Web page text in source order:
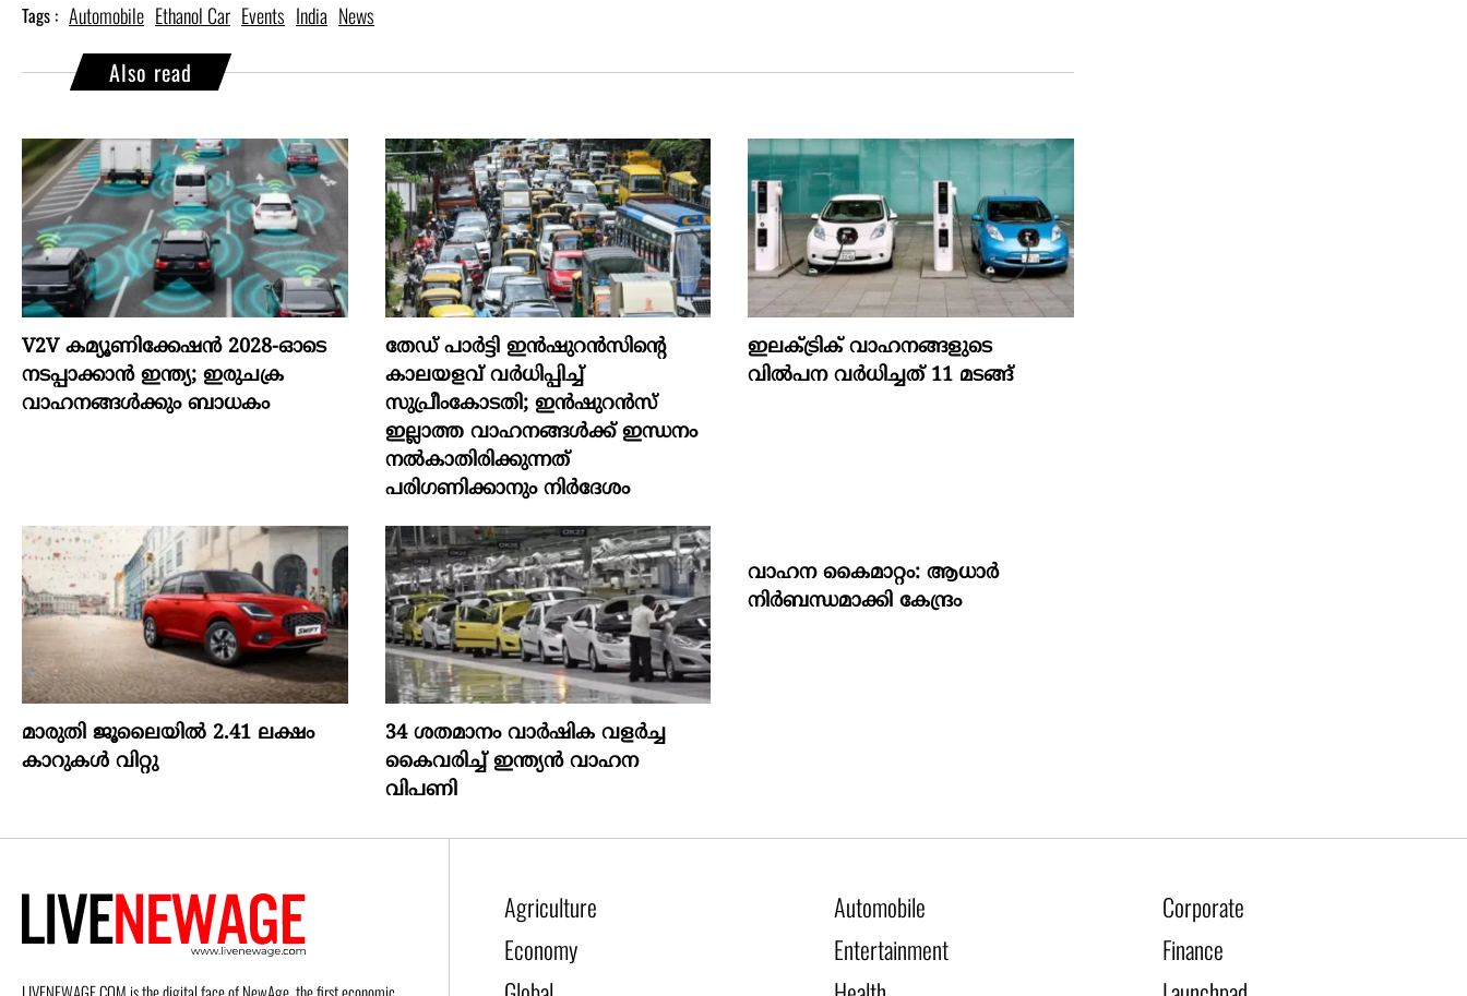
Tags : Automobile Ethanol Car Events India News
Also read
V2V കമ്യൂണിക്കേഷൻ 2028-ഓടെ
നടപ്പാക്കാൻ ഇന്ത്യ; ഇരുചക്ര
വാഹനങ്ങൾക്കും ബാധകം
തേഡ് പാർട്ടി ഇൻഷുറൻസിന്റെ
കാലയളവ് വർധിപ്പിച്ച്
സുപ്രീംകോടതി; ഇൻഷുറൻസ്
ഇല്ലാത്ത വാഹനങ്ങൾക്ക് ഇന്ധനം
നൽകാതിരിക്കുന്നത്
പരിഗണിക്കാനും നിർദേശം
ഇലക്ട്രിക് വാഹനങ്ങളുടെ
വിൽപന വർധിച്ചത് 11 മടങ്ങ്
മാരുതി ജൂലൈയിൽ 2.41 ലക്ഷം
കാറുകൾ വിറ്റു
34 ശതമാനം വാർഷിക വളർച്ച
കൈവരിച്ച് ഇന്ത്യൻ വാഹന
വിപണി
വാഹന കൈമാറ്റം: ആധാർ
നിർബന്ധമാക്കി കേന്ദ്രം
Agriculture Automobile
Corporate
Economy
Entertainment
Finance